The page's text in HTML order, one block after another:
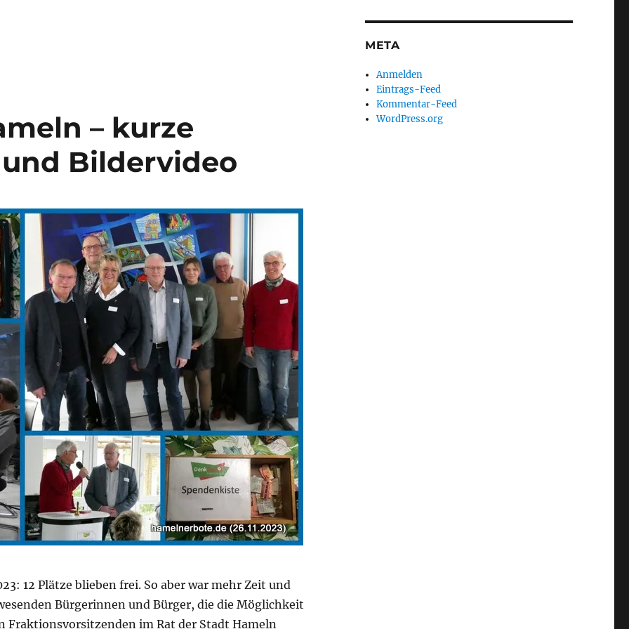
– kurze
Bildervideo
12 Plätze blieben frei. So aber war mehr Zeit und
Bürgerinnen und Bürger, die die Möglichkeit
Fraktionsvorsitzenden im Rat der Stadt Hameln
META
Anmelden
Eintrags-Feed
Kommentar-Feed
WordPress.org